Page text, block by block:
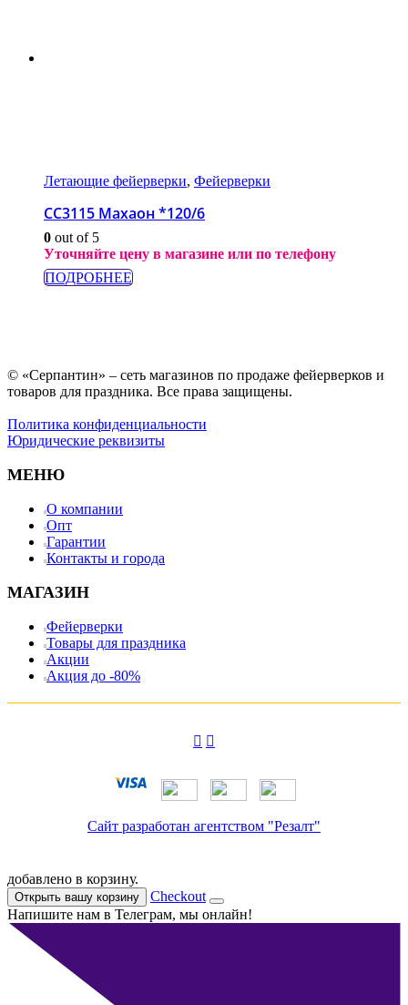
Летающие фейерверки, Фейерверки
СС3115 Махаон *120/6
0 out of 5
Уточняйте цену в магазине или по телефону
ПОДРОБНЕЕ
© «Серпантин» – сеть магазинов по продаже фейерверков и
товаров для праздника. Все права защищены.
Политика конфиденциальности
Юридические реквизиты
МЕНЮ
О компании
Опт
Гарантии
Контакты и города
МАГАЗИН
Фейерверки
Товары для праздника
Акции
Акция до -80%
Сайт разработан агентством "Резалт"
добавлено в корзину.
Открыть вашу корзину
Checkout
Напишите нам в Телеграм, мы онлайн!